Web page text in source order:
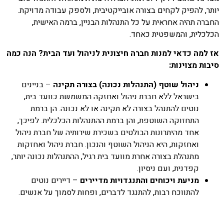
יותר, להפיק לקחים בצורה אובייקטיבית, ולספק עבודה מדויקת.
החברה תהיה אחראית על כל התנהלות הבניין, ברמה האישית,
הכלכלית, והמשפטית כאחד.
אז למה כדאי למנות חברה חיצונית לניהול ועד הבית? הנה כמה
סיבות מצוינות:
ניהול שוטף (התנהלות נכונה) בצורה תקינה – בניינים
בישראל ללא חברת ניהול ואחזקה המשמשת כוועד בית,
נוטים להתנהל בצורה לא תקינה או לא נכונה. הן ברמת
התחזוקה השוטפת, והן ברמת ההתנהלות הכלכלית. לפיכך,
אחד מהיתרונות הבולטים בשכירת שירותיה של חברת ניהול
ואחזקות, היא הניהול השוטף והנכון. חברת ניהול ואחזקות
מתנהלת בצורה אחרת מוועד בית רגיל, ההתנהלות נכונה יותר,
קפדנית, ועם ניסיון.
מניעת ויכוחים והתנגדויות מדיירים – דיירים נוטים
להתווכח רבות, להתנגד לדברים, ופחות לסמוך על אנשים.